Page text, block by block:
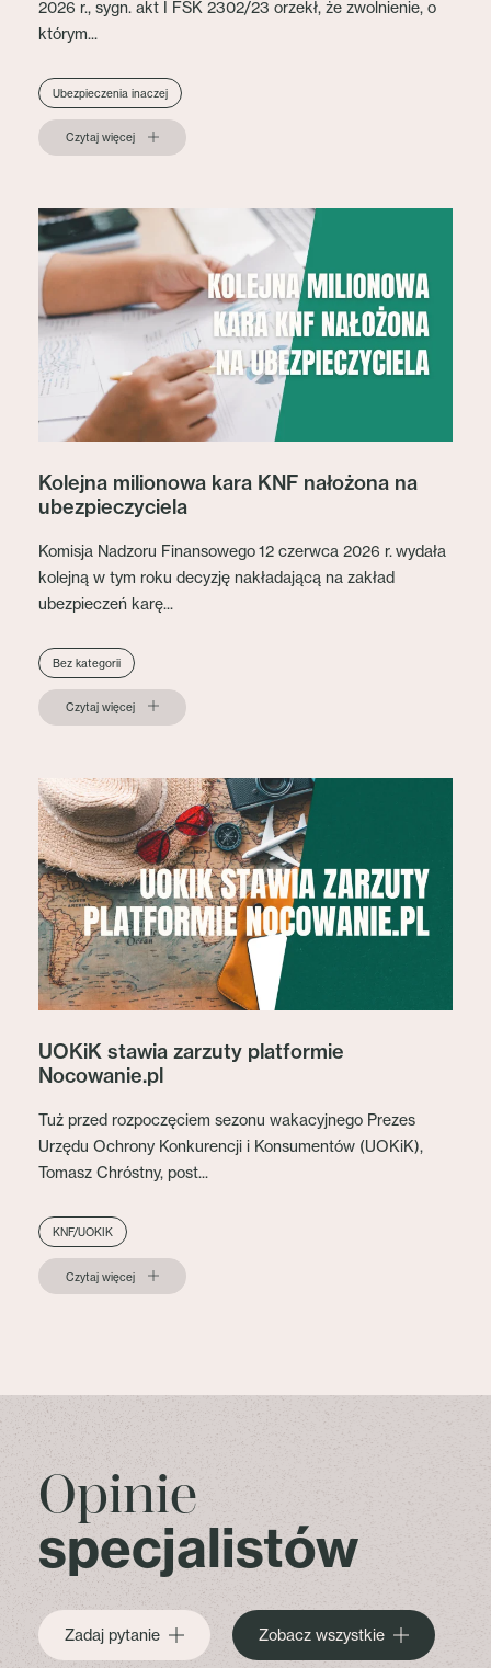
2026 r., sygn. akt I FSK 2302/23 orzekł, że zwolnienie, o
którym...
Ubezpieczenia inaczej
Czytaj więcej
Kolejna milionowa kara KNF nałożona na
ubezpieczyciela
Komisja Nadzoru Finansowego 12 czerwca 2026 r. wydała
kolejną w tym roku decyzję nakładającą na zakład
ubezpieczeń karę...
Bez kategorii
Czytaj więcej
UOKiK stawia zarzuty platformie
Nocowanie.pl
Tuż przed rozpoczęciem sezonu wakacyjnego Prezes
Urzędu Ochrony Konkurencji i Konsumentów (UOKiK),
Tomasz Chróstny, post...
KNF/UOKIK
Czytaj więcej
Opinie
specjalistów
Zadaj pytanie Zobacz wszystkie